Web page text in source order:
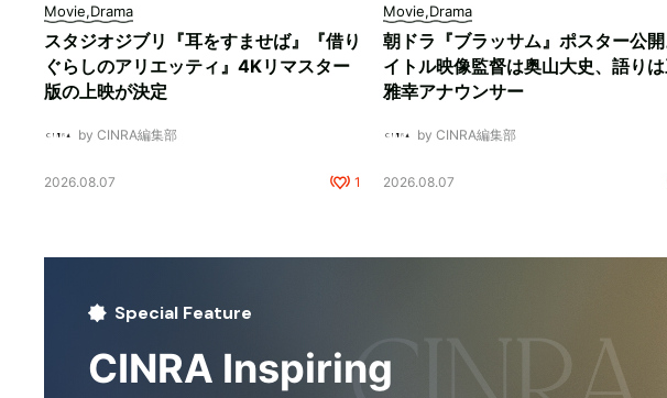
Movie,Drama
スタジオジブリ『耳をすませば』『借り
ぐらしのアリエッティ』4Kリマスター
版の上映が決定
by CINRA編集部
2026.08.07 1
Movie,Drama
朝ドラ『ブラッサム』ポスター公
イトル映像監督は奥山大史、語り
雅幸アナウンサー
by CINRA編集部
2026.08.07
Special Feature
CINRA Inspiring